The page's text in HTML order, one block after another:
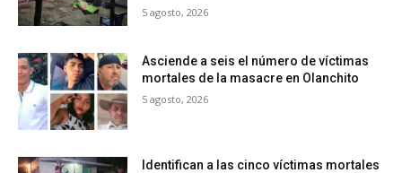
5 agosto, 2026
Asciende a seis el número de víctimas
mortales de la masacre en Olanchito
5 agosto, 2026
Identifican a las cinco víctimas mortales